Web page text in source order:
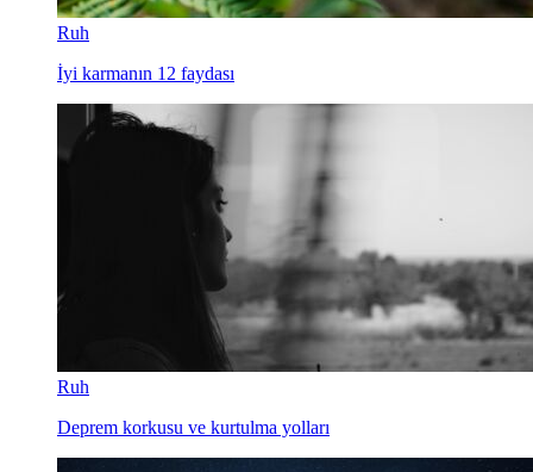
Ruh
İyi karmanın 12 faydası
Ruh
Deprem korkusu ve kurtulma yolları